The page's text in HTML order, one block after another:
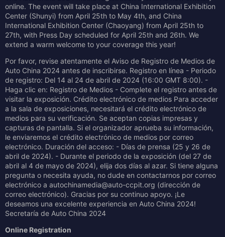
online. The event will take place at China International Exhibition
Center (Shunyi) from April 25th to May 4th, and China
International Exhibition Center (Chaoyang) from April 25th to
27th, with Press Day scheduled for April 25th and 26th. We
extend a warm welcome to your coverage this year!
Por favor, revise atentamente el Aviso de Registro de Medios de
Auto China 2024 antes de inscribirse. Registro en línea - Periodo
de registro: Del 14 al 24 de abril de 2024 (16:00 GMT 8:00). -
Haga clic en: Registro de Medios - Complete el registro antes de
visitar la exposición. Crédito electrónico de medios Para acceder
a la sala de exposiciones, necesitará el crédito electrónico de
medios para su verificación. Se aceptan copias impresas y
capturas de pantalla. Si el organizador aprueba su información,
le enviaremos el crédito electrónico de medios por correo
electrónico. Duración del acceso: - Días de prensa (25 y 26 de
abril de 2024). - Durante el periodo de la exposición (del 27 de
abril al 4 de mayo de 2024), elija dos días al azar. Si tiene alguna
pregunta o necesita ayuda, no dude en contactarnos por correo
electrónico a autochinamedia@auto-ccpit.org (dirección de
correo electrónico). Gracias por su continuo apoyo. ¡Le
deseamos una excelente experiencia en Auto China 2024!
Secretaría de Auto China 2024
Online Registration